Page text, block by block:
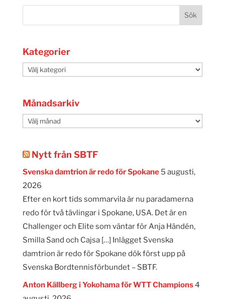
Kategorier
Kategorier
Månadsarkiv
Månadsarkiv
Nytt från SBTF
Svenska damtrion är redo för Spokane 5 augusti,
2026
Efter en kort tids sommarvila är nu paradamerna
redo för två tävlingar i Spokane, USA. Det är en
Challenger och Elite som väntar för Anja Händén,
Smilla Sand och Cajsa […] Inlägget Svenska
damtrion är redo för Spokane dök först upp på
Svenska Bordtennisförbundet – SBTF.
Anton Källberg i Yokohama för WTT Champions4